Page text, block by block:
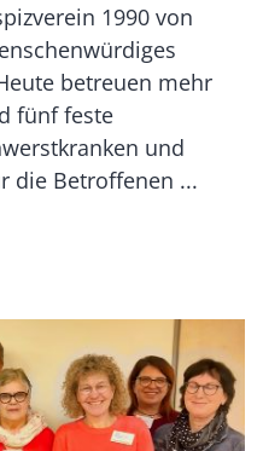
1990 von
betreuen mehr
fünf feste
und
die Betroffenen ...